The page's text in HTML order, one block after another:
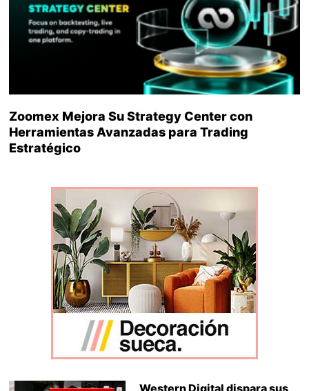
Zoomex Mejora Su Strategy Center con
Herramientas Avanzadas para Trading
Estratégico
Western Digital dispara sus